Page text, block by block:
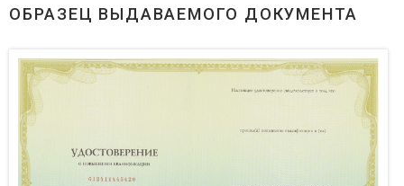
ОБРАЗЕЦ ВЫДАВАЕМОГО ДОКУМЕНТА